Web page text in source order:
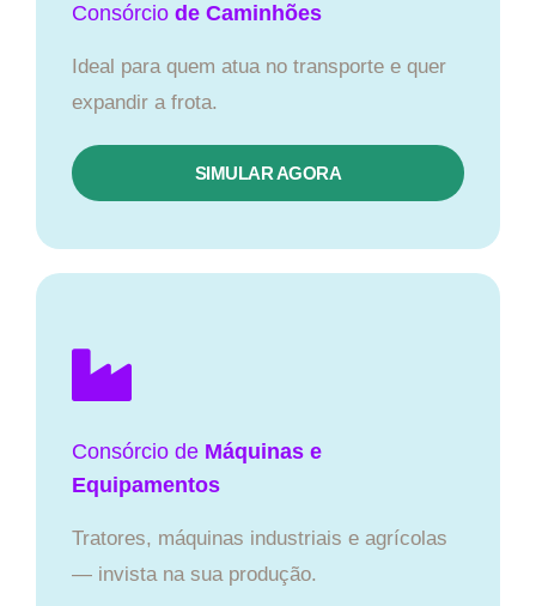
Consórcio de Caminhões
Ideal para quem atua no transporte e quer
expandir a frota.
SIMULAR AGORA
Consórcio de Máquinas e
Equipamentos
Tratores, máquinas industriais e agrícolas
— invista na sua produção.